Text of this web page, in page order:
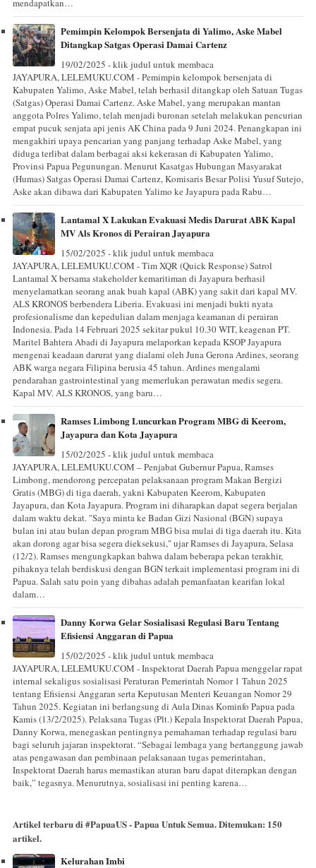
mendapatkan…
Pemimpin Kelompok Bersenjata di Yalimo, Aske Mabel
Ditangkap Satgas Operasi Damai Cartenz
19/02/2025 - klik judul untuk membaca
JAYAPURA, LELEMUKU.COM - Pemimpin kelompok bersenjata di
Kabupaten Yalimo, Aske Mabel, telah berhasil ditangkap oleh Satuan Tugas
(Satgas) Operasi Damai Cartenz. Aske Mabel, yang merupakan mantan
anggota Polres Yalimo, telah menjadi buronan setelah melakukan pencurian
empat pucuk senjata api jenis AK China pada 9 Juni 2024. Penangkapan ini
mengakhiri upaya pencarian yang panjang terhadap Aske Mabel, yang
diduga terlibat dalam berbagai aksi kekerasan di Kabupaten Yalimo,
Provinsi Papua Pegunungan. Menurut Kasatgas Hubungan Masyarakat
(Humas) Satgas Operasi Damai Cartenz, Komisaris Besar Polisi Yusuf Sutejo,
Aske akan dibawa dari Kabupaten Yalimo ke Jayapura pada Rabu…
Lantamal X Lakukan Evakuasi Medis Darurat ABK Kapal
MV Als Kronos di Perairan Jayapura
15/02/2025 - klik judul untuk membaca
JAYAPURA, LELEMUKU.COM - Tim XQR (Quick Response) Satrol
Lantamal X bersama stakeholder kemaritiman di Jayapura berhasil
menyelamatkan seorang anak buah kapal (ABK) yang sakit dari kapal MV.
ALS KRONOS berbendera Liberia. Evakuasi ini menjadi bukti nyata
profesionalisme dan kepedulian dalam menjaga keamanan di perairan
Indonesia. Pada 14 Februari 2025 sekitar pukul 10.30 WIT, keagenan PT.
Maritel Bahtera Abadi di Jayapura melaporkan kepada KSOP Jayapura
mengenai keadaan darurat yang dialami oleh Juna Gerona Ardines, seorang
ABK warga negara Filipina berusia 45 tahun. Ardines mengalami
pendarahan gastrointestinal yang memerlukan perawatan medis segera.
Kapal MV. ALS KRONOS, yang baru…
Ramses Limbong Luncurkan Program MBG di Keerom,
Jayapura dan Kota Jayapura
15/02/2025 - klik judul untuk membaca
JAYAPURA, LELEMUKU.COM – Penjabat Gubernur Papua, Ramses
Limbong, mendorong percepatan pelaksanaan program Makan Bergizi
Gratis (MBG) di tiga daerah, yakni Kabupaten Keerom, Kabupaten
Jayapura, dan Kota Jayapura. Program ini diharapkan dapat segera berjalan
dalam waktu dekat. "Saya minta ke Badan Gizi Nasional (BGN) supaya
bulan ini atau bulan depan program MBG bisa mulai di tiga daerah itu. Kita
akan dorong agar bisa segera dieksekusi," ujar Ramses di Jayapura, Selasa
(12/2). Ramses mengungkapkan bahwa dalam beberapa pekan terakhir,
pihaknya telah berdiskusi dengan BGN terkait implementasi program ini di
Papua. Salah satu poin yang dibahas adalah pemanfaatan kearifan lokal
dalam…
Danny Korwa Gelar Sosialisasi Regulasi Baru Tentang
Efisiensi Anggaran di Papua
15/02/2025 - klik judul untuk membaca
JAYAPURA, LELEMUKU.COM - Inspektorat Daerah Papua menggelar rapat
internal sekaligus sosialisasi Peraturan Pemerintah Nomor 1 Tahun 2025
tentang Efisiensi Anggaran serta Keputusan Menteri Keuangan Nomor 29
Tahun 2025. Kegiatan ini berlangsung di Aula Dinas Kominfo Papua pada
Kamis (13/2/2025). Pelaksana Tugas (Plt.) Kepala Inspektorat Daerah Papua,
Danny Korwa, menegaskan pentingnya pemahaman terhadap regulasi baru
bagi seluruh jajaran inspektorat. “Sebagai lembaga yang bertanggung jawab
atas pengawasan dan pembinaan pelaksanaan tugas pemerintahan,
Inspektorat Daerah harus memastikan aturan baru dapat diterapkan dengan
baik,” tegasnya. Menurutnya, sosialisasi ini penting karena…
Artikel terbaru di #PapuaUS - Papua Untuk Semua. Ditemukan: 150
artikel.
Kelurahan Imbi